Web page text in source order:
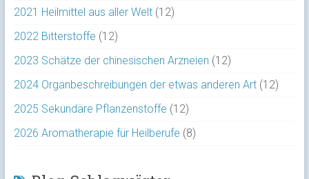
2021 Heilmittel aus aller Welt(12)
2022 Bitterstoffe (12)
2023 Schätze der chinesischen Arzneien (12)
2024 Organbeschreibungen der etwas anderen Art(12)
2025 Sekundäre Pflanzenstoffe (12)
2026 Aromatherapie für Heilberufe (8)